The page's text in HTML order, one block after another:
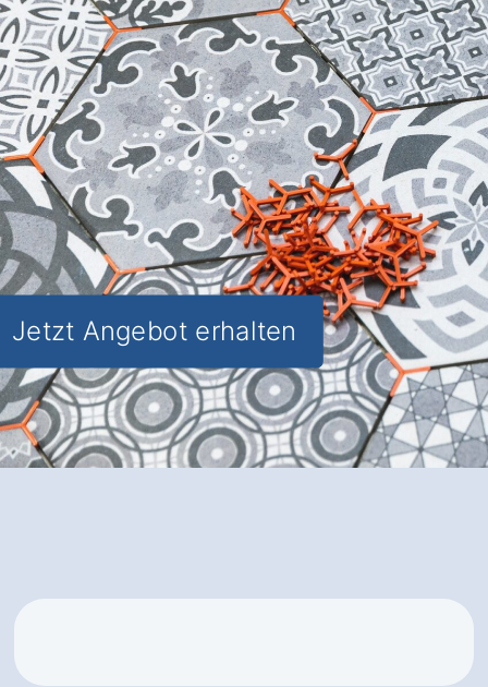
Ästhetik und Funktionalitätfür Ihre
Räume in Boiensdorf.
✅ Unverbindlich & Kostenfrei
✅Individuelle Beratungvon Experten
✅ Hochwertige Materialien und
fachgerechte Verlegung
✅ Inkl. umfassendemMaterial- und
Kostencheck
Jetzt Angebot erhalten